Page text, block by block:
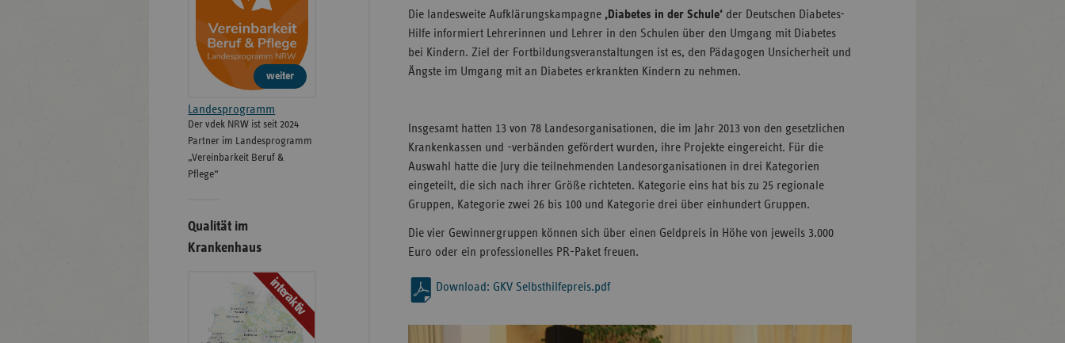
Die landesweite Aufklärungskampagne ‚Diabetes in der Schule‘ der Deutschen Diabetes-
Hilfe informiert Lehrerinnen und Lehrer in den Schulen über den Umgang mit Diabetes
bei Kindern. Ziel der Fortbildungsveranstaltungen ist es, den Pädagogen Unsicherheit und
Ängste im Umgang mit an Diabetes erkrankten Kindern zu nehmen.
Insgesamt hatten 13 von 78 Landesorganisationen, die im Jahr 2013 von den gesetzlichen
Krankenkassen und -verbänden gefördert wurden, ihre Projekte eingereicht. Für die
Auswahl hatte die Jury die teilnehmenden Landesorganisationen in drei Kategorien
eingeteilt, die sich nach ihrer Größe richteten. Kategorie eins hat bis zu 25 regionale
Gruppen, Kategorie zwei 26 bis 100 und Kategorie drei über einhundert Gruppen.
Die vier Gewinnergruppen können sich über einen Geldpreis in Höhe von jeweils 3.000
Euro oder ein professionelles PR-Paket freuen.
Download: GKV Selbsthilfepreis.pdf
weiter
Landesprogramm
Der vdek NRW ist seit 2024
Partner im Landesprogramm
„Vereinbarkeit Beruf &
Pflege“
Qualität im
Krankenhaus
interaktiv